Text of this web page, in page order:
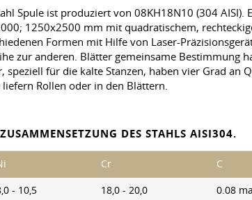
Spule ist produziert von 08KH18N10 (304
1250x2500 mm mit quadratischem,
Formen mit Hilfe von Laser-
zur anderen. Blätter gemeinsame Bestimmung
speziell für die kalte Stanzen, haben vier Grad
Rollen oder in den Blättern.
DES STAHLS AISI304.
Cr C
- 10,5 18,0 - 20,0 0.08